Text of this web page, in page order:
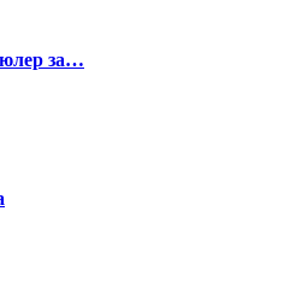
за…